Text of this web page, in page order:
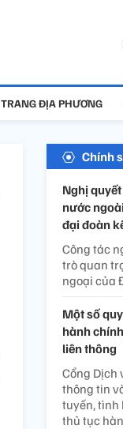
TRANG ĐỊA PHƯƠNG
Chính
Nghị
nước
đại đoàn
Công tác
trò quan
ngoại của
Một số
hành
liên thông
Cổng Dịch
thông tin
tuyến, tình
thủ tục